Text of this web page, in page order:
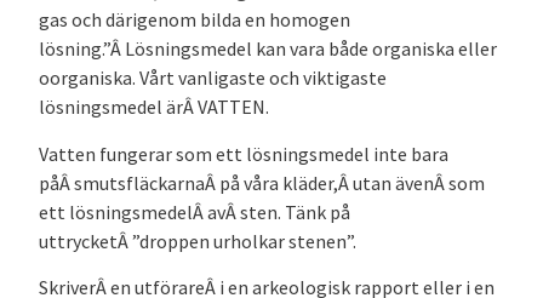
gas och därigenom bilda en homogen
lösning.”Â Lösningsmedel kan vara både organiska eller
oorganiska. Vårt vanligaste och viktigaste
lösningsmedel ärÂ VATTEN.
Vatten fungerar som ett lösningsmedel inte bara
påÂ smutsfläckarnaÂ på våra kläder,Â utan ävenÂ som
ett lösningsmedelÂ avÂ sten. Tänk på
uttrycketÂ ”droppen urholkar stenen”.
SkriverÂ en utförareÂ i en arkeologisk rapport eller i en